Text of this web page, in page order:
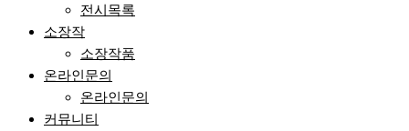
전시목록
소장작
소장작품
온라인문의
온라인문의
커뮤니티